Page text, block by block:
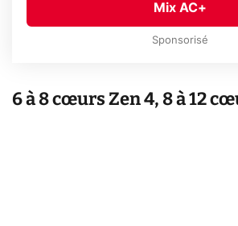
Mix AC+
Sponsorisé
6 à 8 cœurs Zen 4, 8 à 12